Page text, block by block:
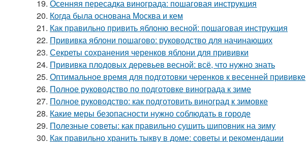
19. Осенняя пересадка винограда: пошаговая инструкция
20. Когда была основана Москва и кем
21. Как правильно привить яблоню весной: пошаговая инструкция
22. Прививка яблони пошагово: руководство для начинающих
23. Секреты сохранения черенков яблони для прививки
24. Прививка плодовых деревьев весной: всё, что нужно знать
25. Оптимальное время для подготовки черенков к весенней прививке
26. Полное руководство по подготовке винограда к зиме
27. Полное руководство: как подготовить виноград к зимовке
28. Какие меры безопасности нужно соблюдать в городе
29. Полезные советы: как правильно сушить шиповник на зиму
30. Как правильно хранить тыкву в доме: советы и рекомендации